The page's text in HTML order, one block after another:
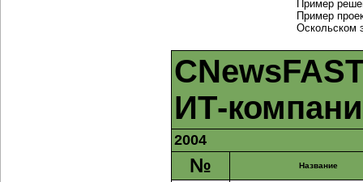
Пример
Пример
Оскольском
ИТ-
2004
№ Название